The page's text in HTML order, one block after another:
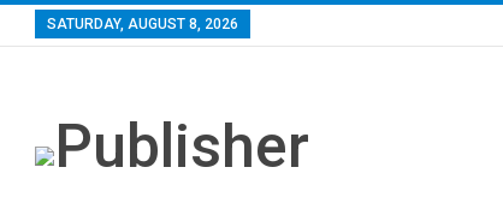
SATURDAY, AUGUST 8, 2026